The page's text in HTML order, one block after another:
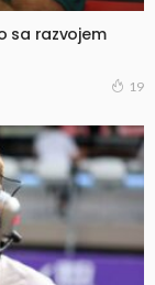
sa razvojem
19